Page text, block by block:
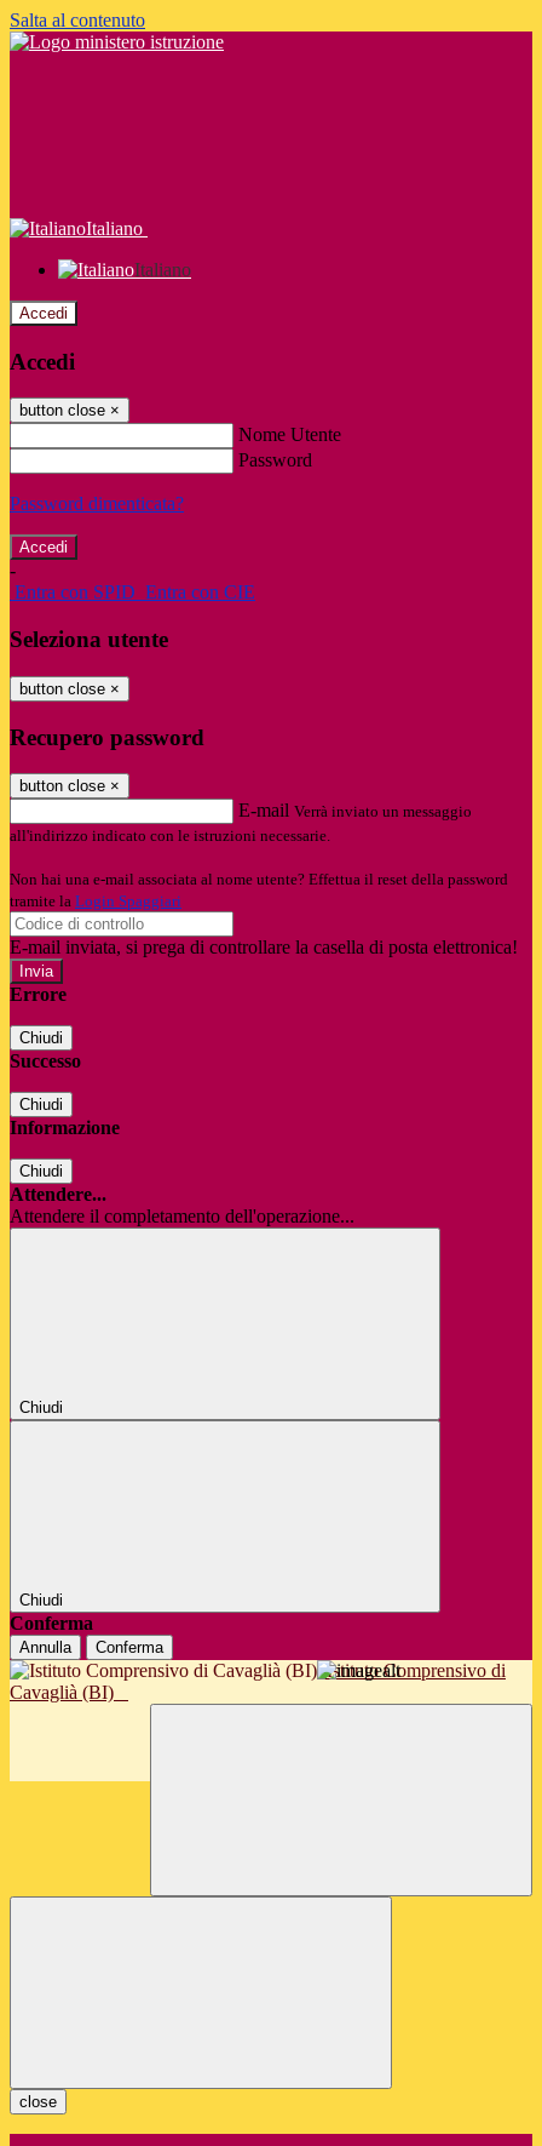
Salta al contenuto
Italiano
Italiano
Accedi
Accedi
button close ×
Nome Utente
Password
Password dimenticata?
-
Entra con SPID Entra con CIE
Seleziona utente
button close ×
Recupero password
button close ×
E-mail Verrà inviato un messaggio
all'indirizzo indicato con le istruzioni necessarie.
Non hai una e-mail associata al nome utente? Effettua il reset della password
tramite la Login Spaggiari
E-mail inviata, si prega di controllare la casella di posta elettronica!
Errore
Chiudi
Successo
Chiudi
Informazione
Chiudi
Attendere...
Attendere il completamento dell'operazione...
Chiudi
Chiudi
Conferma
Annulla Conferma
Istituto Comprensivo di
Cavaglià (BI)
close